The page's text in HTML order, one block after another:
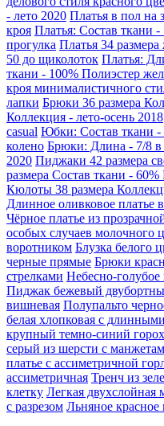
- лето 2020 Платья в пол на
кроя Платья: Состав ткани
прогулка Платья 34
50 до щиколоток Платья:
ткани - 100% Полиэстер
кроя минималистичного
лапки Брюки 36 размера
Коллекция - лето-осень 2018
casual Юбки: Состав ткани -
колено Брюки: Длина - 7/8 в
2020 Пиджаки 42 размера
размера Состав ткани -
Кюлоты 38 размера
Длинное оливковое платье
Чёрное платье из
особых случаев молочного
воротником Блузка белого
черные прямые Брюки
стрелками Небесно-голубое
Пиджак бежевый
вишневая Полупальто
белая хлопковая с
крупный темно-синий горох
серый из шерсти с
платье с ассиметричной
ассиметричная Тренч из
клетку Легкая двухслойная
с разрезом Льняное